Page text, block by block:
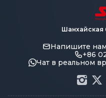
Шанхайская
Напишите нам
+86
Чат в реальном